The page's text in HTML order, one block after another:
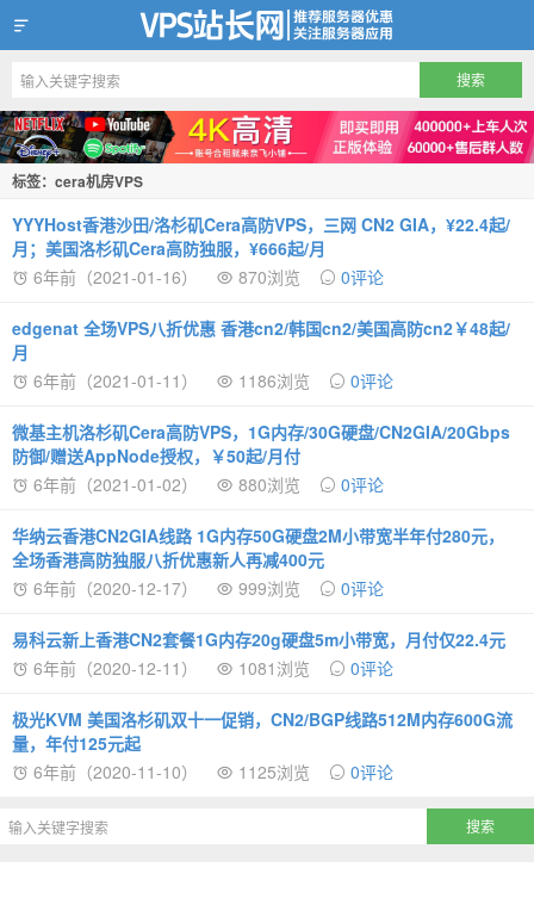
VPS站长网
标签：cera机房VPS
YYYHost香港沙田/洛杉矶Cera高防VPS，三网 CN2 GIA，¥22.4起/
月；美国洛杉矶Cera高防独服，¥666起/月
6年前（2021-01-16）
870浏览 0评论
edgenat 全场VPS八折优惠 香港cn2/韩国cn2/美国高防cn2￥48起/
月
6年前（2021-01-11）
1186浏览 0评论
微基主机洛杉矶Cera高防VPS，1G内存/30G硬盘/CN2GIA/20Gbps
防御/赠送AppNode授权，￥50起/月付
6年前（2021-01-02）
880浏览 0评论
华纳云香港CN2GIA线路 1G内存50G硬盘2M小带宽半年付280元，
全场香港高防独服八折优惠新人再减400元
6年前（2020-12-17）
999浏览 0评论
易科云新上香港CN2套餐1G内存20g硬盘5m小带宽，月付仅22.4元
6年前（2020-12-11）
1081浏览 0评论
极光KVM 美国洛杉矶双十一促销，CN2/BGP线路512M内存600G流
量，年付125元起
6年前（2020-11-10）
1125浏览 0评论